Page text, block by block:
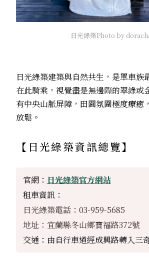
日光綠築Photo by
日光綠築建築與自然共生，是單車族
在此騎乘，視覺盡是無邊際的翠綠或
有中央山脈屏障，田園氛圍極度療癒
放鬆。
【 日光綠築資訊總覽】
官網： 日光綠築官方網站
租車資訊：
日光綠築電話：03-959-5685
地址：宜蘭縣冬山鄉寶福路372號
交通：由自行車道經成興路轉入三